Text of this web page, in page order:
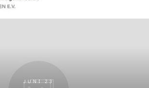
JUNI 23